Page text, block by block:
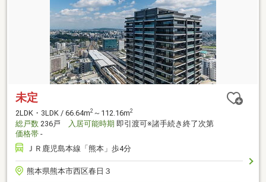
未定
2LDK・3LDK / 66.64m2 ～112.16m2
総戸数 236戸 入居可能時期 即引渡可※諸手続き終了次第
価格帯 -
ＪＲ鹿児島本線「熊本」歩4分
熊本県熊本市西区春日３